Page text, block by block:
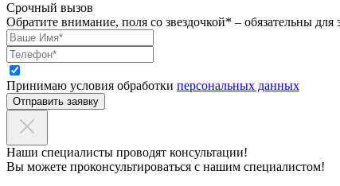
Срочный вызов
Обратите внимание, поля со звездочкой* – обязательны для
Принимаю условия обработки персональных данных
Отправить заявку
Наши специалисты проводят консультации!
Вы можете проконсультироваться с нашим специалистом!